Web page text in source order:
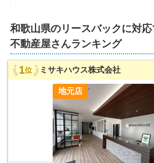
和歌山県- 南部
の不動産屋さんランキングを見る
田辺市 新宮市
西牟婁郡白浜
町
東牟婁郡那智
勝浦町
東牟婁郡太
東牟婁郡北山
東牟婁郡串本
町
和歌山県のリースバックに対
不動産屋さんランキング
1位 ミサキハウス株式会社
地元店